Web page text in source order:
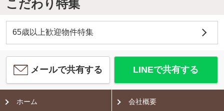
こだわり特集
65歳以上歓迎物件特集
メールで共有する LINEで共有する
ホーム 会社概要